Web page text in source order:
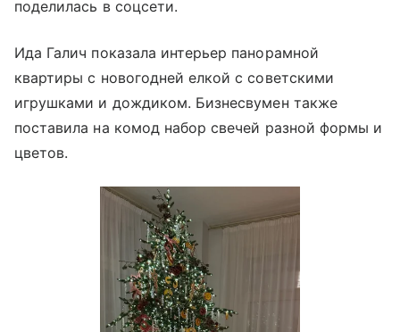
поделилась в соцсети.
Ида Галич показала интерьер панорамной
квартиры с новогодней елкой с советскими
игрушками и дождиком. Бизнесвумен также
поставила на комод набор свечей разной формы и
цветов.